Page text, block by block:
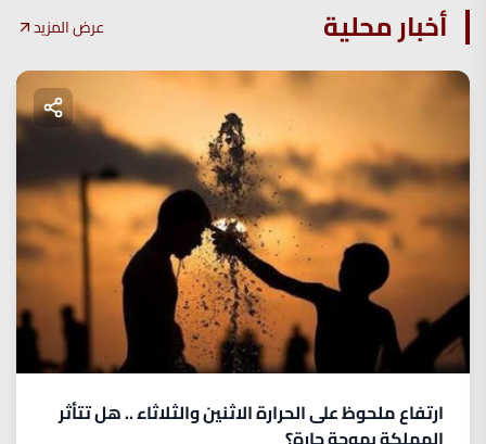
أخبار محلية عرض المزيد
ارتفاع ملحوظ على الحرارة الاثنين والثلاثاء .. هل تتأثر